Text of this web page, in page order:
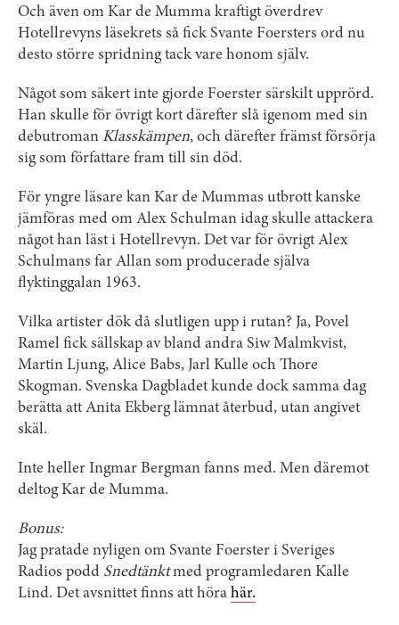
Och även om Kar de Mumma kraftigt överdrev
Hotellrevyns läsekrets så fick Svante Foersters ord nu
desto större spridning tack vare honom själv.
Något som säkert inte gjorde Foerster särskilt upprörd.
Han skulle för övrigt kort därefter slå igenom med sin
debutroman Klasskämpen, och därefter främst försörja
sig som författare fram till sin död.
För yngre läsare kan Kar de Mummas utbrott kanske
jämföras med om Alex Schulman idag skulle attackera
något han läst i Hotellrevyn. Det var för övrigt Alex
Schulmans far Allan som producerade själva
flyktinggalan 1963.
Vilka artister dök då slutligen upp i rutan? Ja, Povel
Ramel fick sällskap av bland andra Siw Malmkvist,
Martin Ljung, Alice Babs, Jarl Kulle och Thore
Skogman. Svenska Dagbladet kunde dock samma dag
berätta att Anita Ekberg lämnat återbud, utan angivet
skäl.
Inte heller Ingmar Bergman fanns med. Men däremot
deltog Kar de Mumma.
Bonus:
Jag pratade nyligen om Svante Foerster i Sveriges
Radios podd Snedtänktmed programledaren Kalle
Lind. Det avsnittet finns att höra här.